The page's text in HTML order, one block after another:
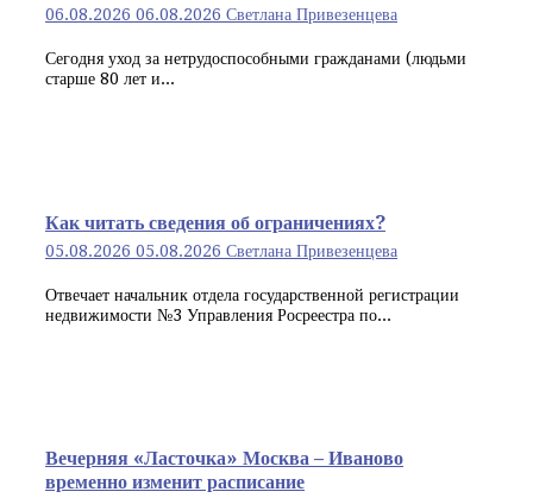
06.08.2026 06.08.2026 Светлана Привезенцева
Сегодня уход за нетрудоспособными гражданами (людьми
старше 80 лет и...
Как читать сведения об ограничениях?
05.08.2026 05.08.2026 Светлана Привезенцева
Отвечает начальник отдела государственной регистрации
недвижимости №3 Управления Росреестра по...
Вечерняя «Ласточка» Москва – Иваново
временно изменит расписание